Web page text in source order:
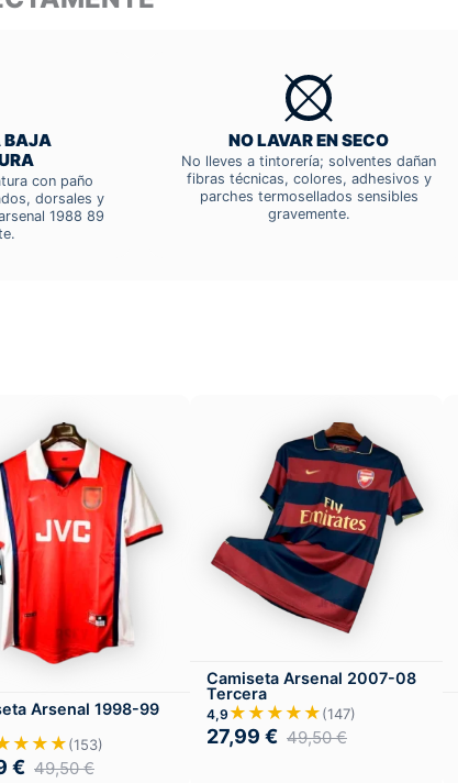
BAJA
con paño
dorsales y
1988 89
NO LAVAR EN SECO
No lleves a tintorería; solventes dañan
fibras técnicas, colores, adhesivos y
parches termosellados sensibles
gravemente.
Arsenal 1998-99
(153)
€ 49,50€
Camiseta Arsenal 2007-08
Tercera
4,9 ★★★★★(147)
27,99 € 49,50€